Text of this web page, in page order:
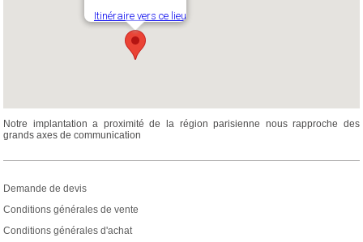
Itinéraire vers ce lieu
Notre implantation a proximité de la région parisienne nous rapproche des
grands axes de communication
Demande de devis
Conditions générales de vente
Conditions générales d'achat